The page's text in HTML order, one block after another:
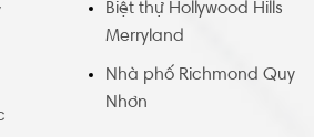
Biệt thự Hollywood Hills
Merryland
Nhà phố Richmond Quy
Nhơn